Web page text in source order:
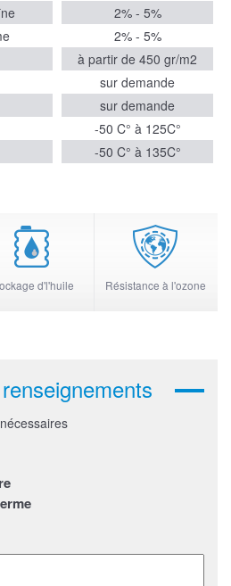
2% - 5%
2% - 5%
à partir de 450 gr/m2
sur demande
sur demande
-50 C° à 125C°
-50 C° à 135C°
d'l'huile Résistance à l'ozone